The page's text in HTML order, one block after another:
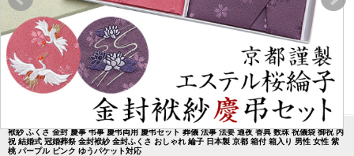
袱紗 ふくさ 金封 慶事 弔事 慶弔両用 慶弔セット 葬儀 法事 法要 通夜 香典 数珠 祝儀袋 御祝 内
祝 結婚式 冠婚葬祭 金封袱紗 金封ふくさ おしゃれ 綸子 日本製 京都 箱付 箱入り 男性 女性 紫
桃 パープル ピンク ゆうパケット対応